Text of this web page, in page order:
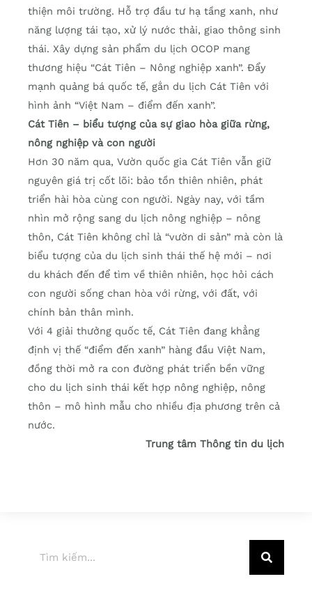
thiện môi trường. Hỗ trợ đầu tư hạ tầng xanh, như
năng lượng tái tạo, xử lý nước thải, giao thông sinh
thái. Xây dựng sản phẩm du lịch OCOP mang
thương hiệu “Cát Tiên – Nông nghiệp xanh”. Đẩy
mạnh quảng bá quốc tế, gắn du lịch Cát Tiên với
hình ảnh “Việt Nam – điểm đến xanh”.
Cát Tiên – biểu tượng của sự giao hòa giữa rừng,
nông nghiệp và con người
Hơn 30 năm qua, Vườn quốc gia Cát Tiên vẫn giữ
nguyên giá trị cốt lõi: bảo tồn thiên nhiên, phát
triển hài hòa cùng con người. Ngày nay, với tầm
nhìn mở rộng sang du lịch nông nghiệp – nông
thôn, Cát Tiên không chỉ là “vườn di sản” mà còn là
biểu tượng của du lịch sinh thái thế hệ mới – nơi
du khách đến để tìm về thiên nhiên, học hỏi cách
con người sống chan hòa với rừng, với đất, với
chính bản thân mình.
Với 4 giải thưởng quốc tế, Cát Tiên đang khẳng
định vị thế “điểm đến xanh” hàng đầu Việt Nam,
đồng thời mở ra con đường phát triển bền vững
cho du lịch sinh thái kết hợp nông nghiệp, nông
thôn – mô hình mẫu cho nhiều địa phương trên cả
nước.
Trung tâm Thông tin du lịch